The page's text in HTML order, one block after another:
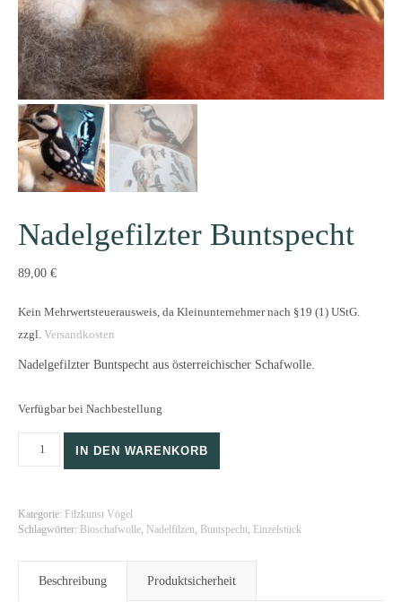
Nadelgefilzter Buntspecht
89,00 €
Kein Mehrwertsteuerausweis, da Kleinunternehmer nach §19 (1) UStG.
zzgl. Versandkosten
Nadelgefilzter Buntspecht aus österreichischer Schafwolle.
Verfügbar bei Nachbestellung
IN DEN WARENKORB
Kategorie: Filzkunst Vögel
Schlagwörter: Bioschafwolle Nadelfilzen Buntspecht Einzelstück
Beschreibung Produktsicherheit